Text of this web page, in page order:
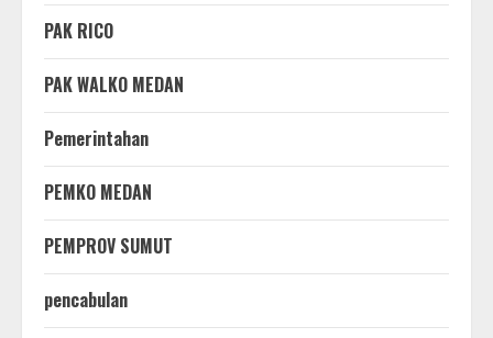
PAK RICO
PAK WALKO MEDAN
Pemerintahan
PEMKO MEDAN
PEMPROV SUMUT
pencabulan